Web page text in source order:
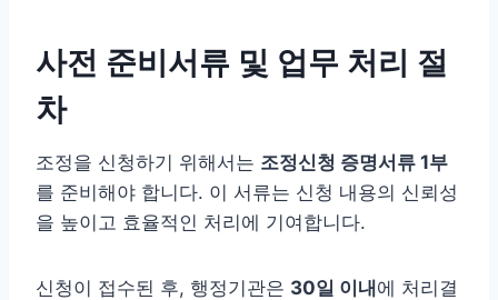
사전 준비서류 및 업무 처리 절
차
조정을 신청하기 위해서는 조정신청 증명서류 1부
를 준비해야 합니다. 이 서류는 신청 내용의 신뢰성
을 높이고 효율적인 처리에 기여합니다.
신청이 접수된 후, 행정기관은 30일 이내에 처리결